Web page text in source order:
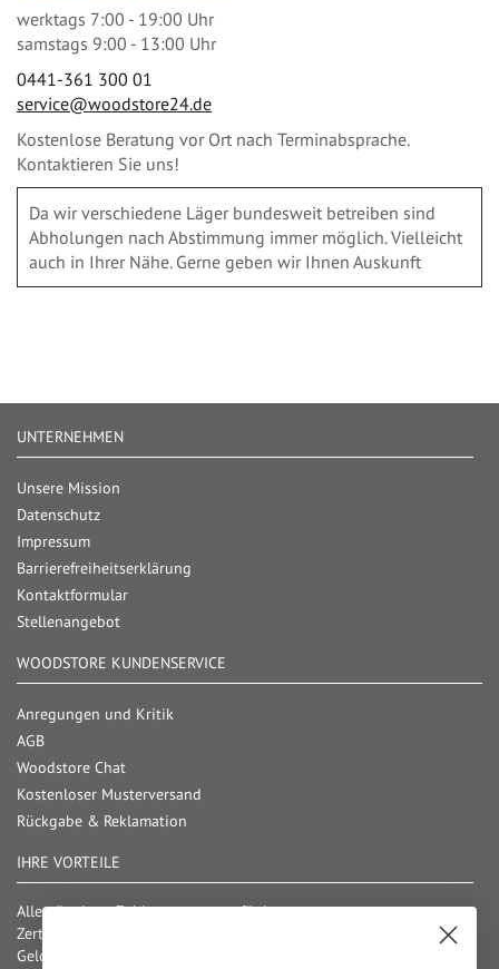
werktags 7:00 - 19:00 Uhr
samstags 9:00 - 13:00 Uhr
0441-361 300 01
service@woodstore24.de
Kostenlose Beratung vor Ort nach Terminabsprache.
Kontaktieren Sie uns!
Da wir verschiedene Läger bundesweit betreiben sind
Abholungen nach Abstimmung immer möglich. Vielleicht
auch in Ihrer Nähe. Gerne geben wir Ihnen Auskunft
UNTERNEHMEN
Unsere Mission
Datenschutz
Impressum
Barrierefreiheitserklärung
Kontaktformular
Stellenangebot
WOODSTORE KUNDENSERVICE
Anregungen und Kritik
AGB
Woodstore Chat
Kostenloser Musterversand
Rückgabe & Reklamation
IHRE VORTEILE
Alle gängigen Zahlungsarten verfügbar
Zertifizierter und geprüfter Shop
Geld-Zurück-Garantie